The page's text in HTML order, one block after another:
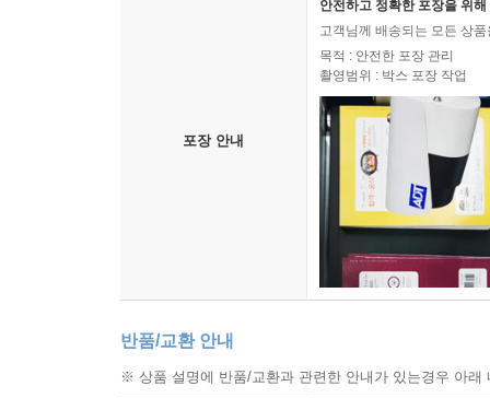
포장 안내
안전하고 정확한 포장을 위
고객님께 배송되는 모든 상
목적 : 안전한 포장 관리
촬영범위 : 박스 포장 작업
반품/교환 안내
※ 상품 설명에 반품/교환과 관련한 안내가 있는경우 아